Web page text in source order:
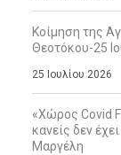
Κοίμηση της
Θεοτόκου-25
25 Ιουλίου 2026
«Χώρος Covid
κανείς δεν
Μαργέλη